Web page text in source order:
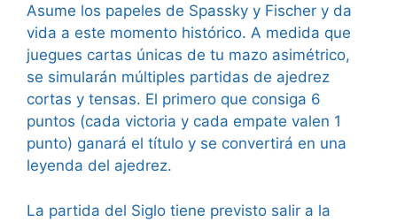
Asume los papeles de Spassky y Fischer y da
vida a este momento histórico. A medida que
juegues cartas únicas de tu mazo asimétrico,
se simularán múltiples partidas de ajedrez
cortas y tensas. El primero que consiga 6
puntos (cada victoria y cada empate valen 1
punto) ganará el título y se convertirá en una
leyenda del ajedrez.
La partida del Siglo tiene previsto salir a la